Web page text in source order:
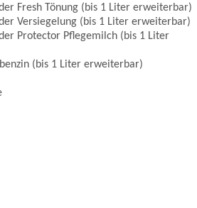
Fresh Tönung (bis 1 Liter erweiterbar)
Versiegelung (bis 1 Liter erweiterbar)
Protector Pflegemilch (bis 1 Liter
(bis 1 Liter erweiterbar)